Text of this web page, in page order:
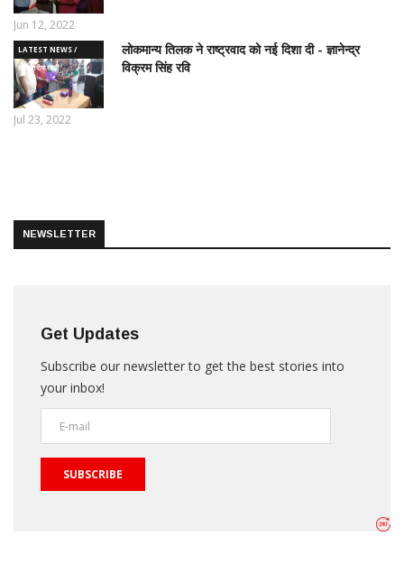
Jun 12, 2022
LATEST NEWS /
ताज़ातरीन खबरें
लोकमान्य तिलक ने राष्ट्रवाद को नई दिशा दी - ज्ञानेन्द्र
विक्रम सिंह रवि
Jul 23, 2022
NEWSLETTER
Get Updates
Subscribe our newsletter to get the best stories into
your inbox!
SUBSCRIBE